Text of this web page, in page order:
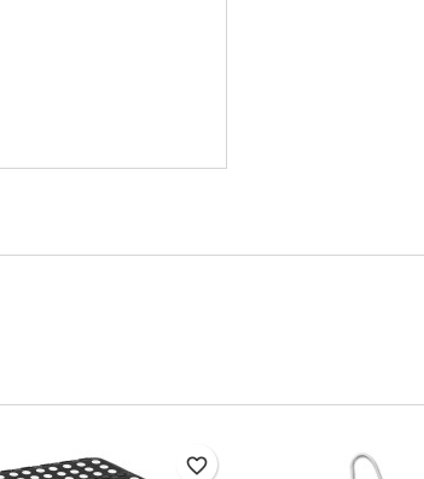
favorite_border